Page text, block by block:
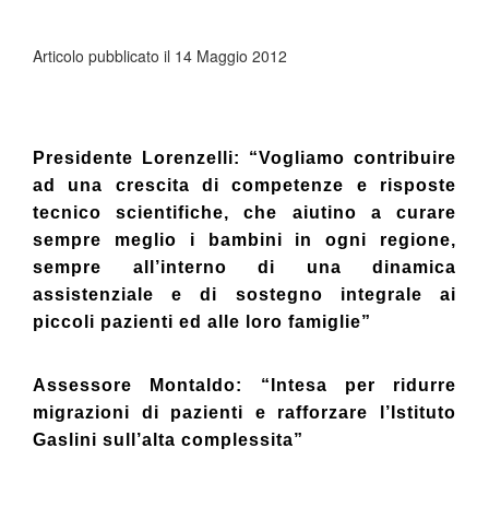
Articolo pubblicato il 14 Maggio 2012
Presidente Lorenzelli: “Vogliamo contribuire
ad una crescita di competenze e risposte
tecnico scientifiche, che aiutino a curare
sempre meglio i bambini in ogni regione,
sempre all’interno di una dinamica
assistenziale e di sostegno integrale ai
piccoli pazienti ed alle loro famiglie”
Assessore Montaldo: “Intesa per ridurre
migrazioni di pazienti e rafforzare l’Istituto
Gaslini sull’alta complessita”